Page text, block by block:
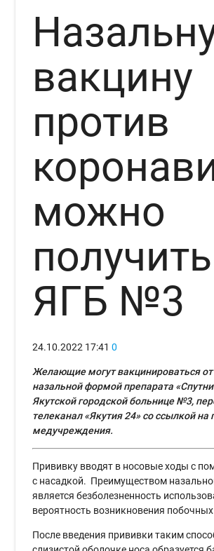
вакцину
против
можно
ЯГБ №3
24.10.2022 17:41 0
Желающие могут вакцинироваться от
назальной формой препарата
Якутской городской больнице №3,
телеканал «Якутия 24» со ссылкой на
медучреждения.
Прививку вводят в носовые ходы с
с насадкой. Преимуществом
является безболезненность
вероятность возникновения
После введения прививки таким